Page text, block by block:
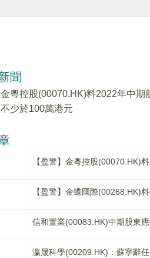
聞
金粵控股(00070.HK)料2022年中期
少於100萬港元
【盈警】金粵控股(00070.HK)
【盈警】金蝶國際(00268.HK)
信和置業(00083.HK)中期股東
瀛晟科學(00209.HK)：蘇寧辭